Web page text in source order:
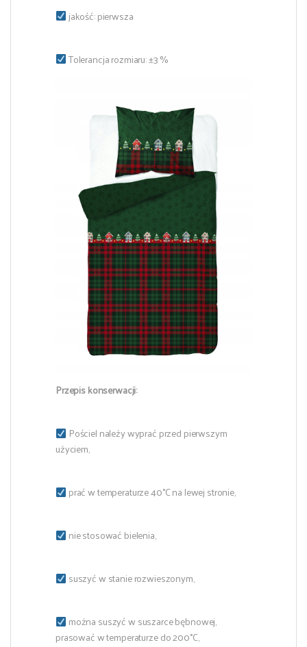
jakość: pierwsza
Tolerancja rozmiaru: ±3 %
Przepis konserwacji:
Pościel należy wyprać przed pierwszym
użyciem,
prać w temperaturze 40°C na lewej stronie,
nie stosować bielenia,
suszyć w stanie rozwieszonym,
można suszyć w suszarce bębnowej,
prasować w temperaturze do 200°C,